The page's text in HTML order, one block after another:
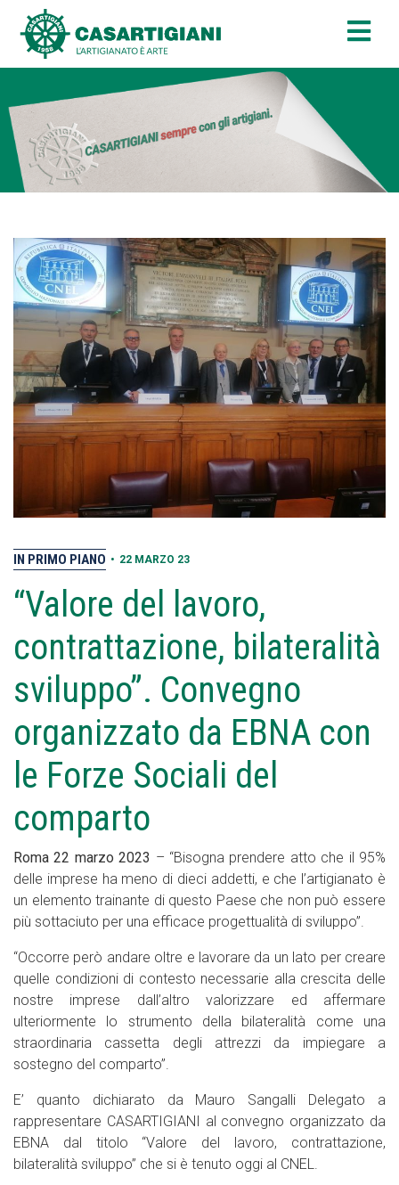
IN PRIMO PIANO • 22 MARZO 23
“Valore del lavoro,
contrattazione, bilateralità
sviluppo”. Convegno
organizzato da EBNA con
le Forze Sociali del
comparto
Roma 22 marzo 2023 – “Bisogna prendere atto che il 95%
delle imprese ha meno di dieci addetti, e che l’artigianato è
un elemento trainante di questo Paese che non può essere
più sottaciuto per una efficace progettualità di sviluppo”.
“Occorre però andare oltre e lavorare da un lato per creare
quelle condizioni di contesto necessarie alla crescita delle
nostre imprese dall’altro valorizzare ed affermare
ulteriormente lo strumento della bilateralità come una
straordinaria cassetta degli attrezzi da impiegare a
sostegno del comparto”.
E’ quanto dichiarato da Mauro Sangalli Delegato a
rappresentare CASARTIGIANI al convegno organizzato da
EBNA dal titolo “Valore del lavoro, contrattazione,
bilateralità sviluppo” che si è tenuto oggi al CNEL.